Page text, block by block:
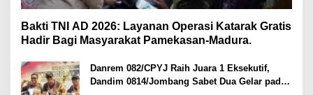
Bakti TNI AD 2026: Layanan Operasi Katarak Gratis
Hadir Bagi Masyarakat Pamekasan-Madura.
Danrem 082/CPYJ Raih Juara 1 Eksekutif,
Dandim 0814/Jombang Sabet Dua Gelar pada